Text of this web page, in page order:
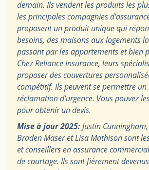
demain. Ils vendent les produits les
les principales compagnies
proposent un produit unique qui
besoins, des maisons aux logements
passant par les appartements et bien
Chez Reliance Insurance, leurs
proposer des couvertures
compétitif. Ils peuvent se permettre un
réclamation d’urgence. Vous pouvez
pour obtenir un devis.
Mise à jour 2025:Justin
Braden Maser et Lisa Mathison sont
et conseillers en assurance
de courtage. Ils sont fièrement